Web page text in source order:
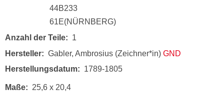
44B233
61E(NÜRNBERG)
Anzahl der Teile
1
Hersteller
Gabler, Ambrosius (Zeichner*in) GND
Herstellungsdatum
1789-1805
Maße
25,6 x 20,4